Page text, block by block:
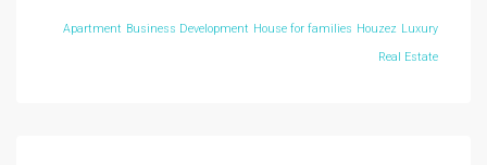
Apartment Business Development House for families Houzez Luxury
Real Estate